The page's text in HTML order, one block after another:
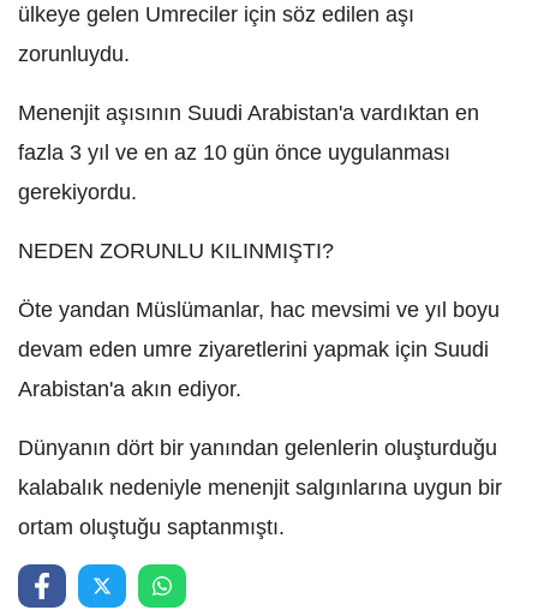
ülkeye gelen Umreciler için söz edilen aşı
zorunluydu.
Menenjit aşısının Suudi Arabistan'a vardıktan en
fazla 3 yıl ve en az 10 gün önce uygulanması
gerekiyordu.
NEDEN ZORUNLU KILINMIŞTI?
Öte yandan Müslümanlar, hac mevsimi ve yıl boyu
devam eden umre ziyaretlerini yapmak için Suudi
Arabistan'a akın ediyor.
Dünyanın dört bir yanından gelenlerin oluşturduğu
kalabalık nedeniyle menenjit salgınlarına uygun bir
ortam oluştuğu saptanmıştı.